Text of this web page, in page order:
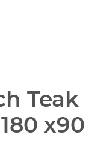
Teak
x90